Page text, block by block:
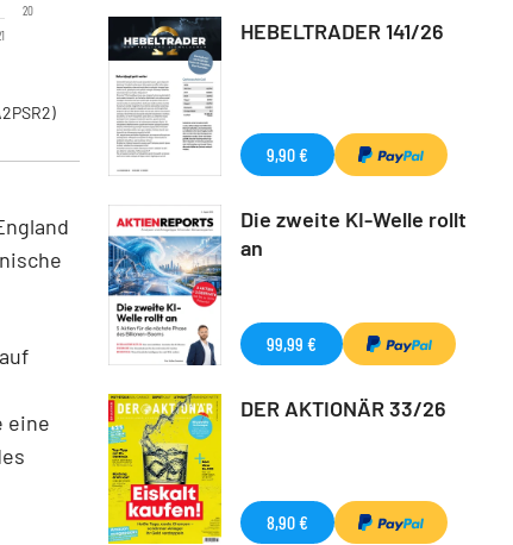
20
eine
HEBELTRADER 141/26
9,90 €
Die zweite KI-Welle rollt
an
99,99 €
DER AKTIONÄR 33/26
8,90 €